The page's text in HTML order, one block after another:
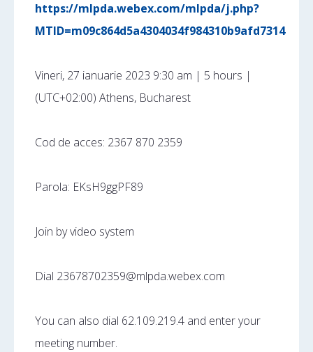
https://mlpda.webex.com/mlpda/j.php?
MTID=m09c864d5a4304034f984310b9afd7314
Vineri, 27 ianuarie 2023 9:30 am | 5 hours |
(UTC+02:00) Athens, Bucharest
Cod de acces: 2367 870 2359
Parola: EKsH9ggPF89
Join by video system
Dial 23678702359@mlpda.webex.com
You can also dial 62.109.219.4 and enter your
meeting number.